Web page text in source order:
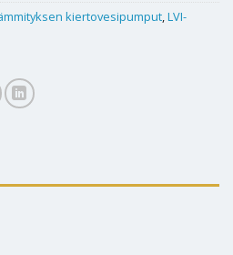
kiertovesipumput,LVI-